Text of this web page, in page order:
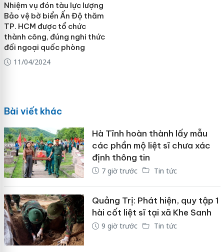
Nhiệm vụ đón tàu lực lượng
Bảo vệ bờ biển Ấn Độ thăm
TP. HCM được tổ chức
thành công, đúng nghi thức
đối ngoại quốc phòng
11/04/2024
Bài viết khác
Hà Tĩnh hoàn thành lấy mẫu
các phần mộ liệt sĩ chưa xác
định thông tin
7 giờ trước Tin tức
Quảng Trị: Phát hiện, quy tập 1
hài cốt liệt sĩ tại xã Khe Sanh
9 giờ trước Tin tức